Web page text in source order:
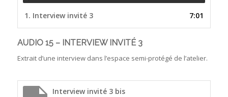
1. Interview invité 3 7:01
AUDIO 15 – INTERVIEW INVITÉ 3
Extrait d’une interview dans l’espace semi-protégé de l’atelier.
Interview invité 3 bis